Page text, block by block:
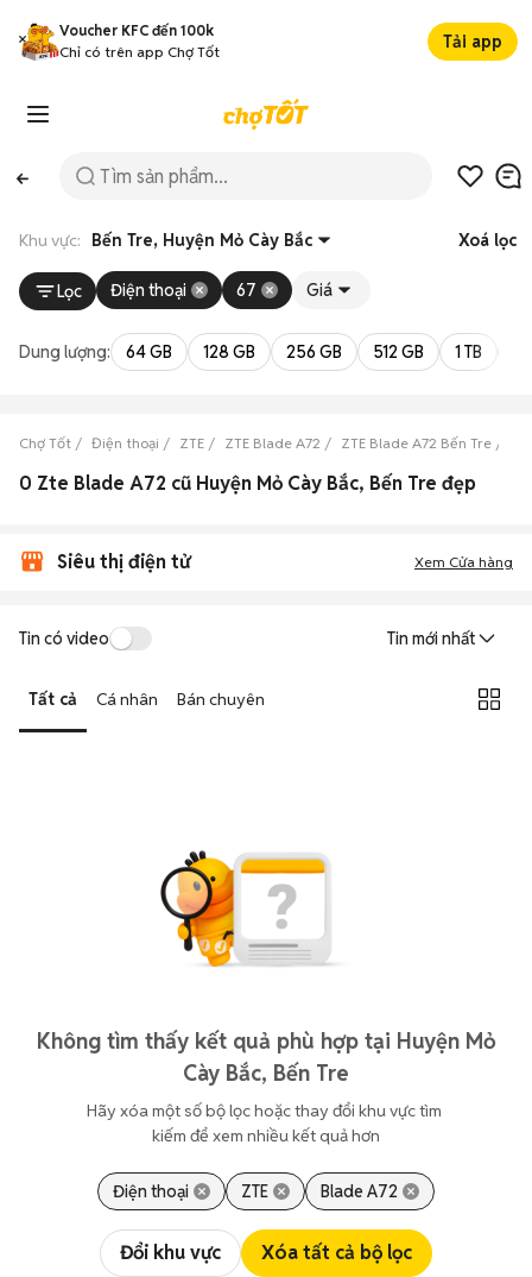
Voucher KFC đến 100k
Chỉ có trên app Chợ Tốt
Tải app
Khu vực: Bến Tre, Huyện Mỏ Cày Bắc Xoá lọc
Lọc Điện thoại 67 Giá
Dung lượng: 64 GB 128 GB 256 GB 512 GB 1 TB
Chợ Tốt Điện thoại ZTE ZTE Blade A72 ZTE Blade A72 Bến Tre
0 Zte Blade A72 cũ Huyện Mỏ Cày Bắc, Bến Tre đẹp
Siêu thị điện tử Xem Cửa hàng
Tin có video Tin mới nhất
Tất cả Cá nhân Bán chuyên
Không tìm thấy kết quả phù hợp tại Huyện Mỏ
Cày Bắc, Bến Tre
Hãy xóa một số bộ lọc hoặc thay đổi khu vực tìm
kiếm để xem nhiều kết quả hơn
Điện thoại ZTE Blade A72
Đổi khu vực Xóa tất cả bộ lọc